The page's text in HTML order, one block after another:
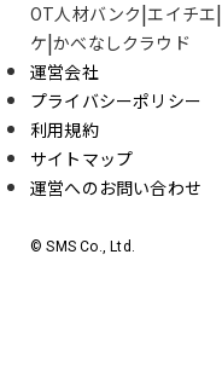
OT人材バンク エイチエ
ケ かべなしクラウド
運営会社
プライバシーポリシー
利用規約
サイトマップ
運営へのお問い合わせ
© SMS Co., Ltd.